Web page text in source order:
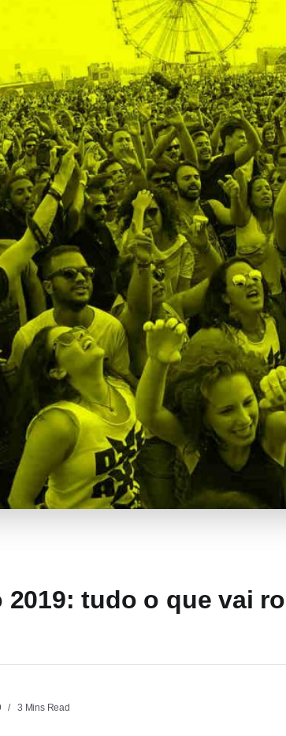
2019: tudo o que vai
3 Mins Read